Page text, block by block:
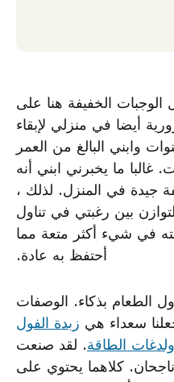
الخفيفة هنا على
أيضا في منزلي لإبقاء
البالغة من العمر 10 سنوات وابني البالغ من العمر
غالبا ما يخبرني ابني أنه
جيدة في المنزل. لذلك ،
بين رغبتي في تناول
في شيء أكثر متعة مما
أحتفظ به عادة.
الطعام بذكاء. الوصفات
سعداء هي زبدة الفول
ولدغات الطاقة. لقد صنعت
كلاهما يحتوي على